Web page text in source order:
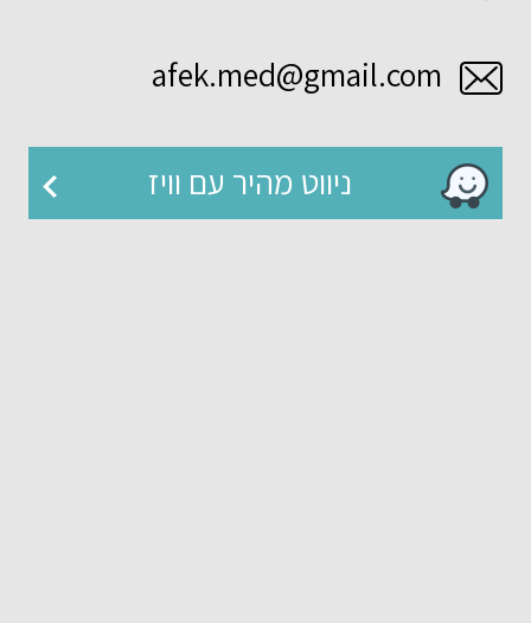
afek.med@gmail.com
ניווט מהיר עם וויז